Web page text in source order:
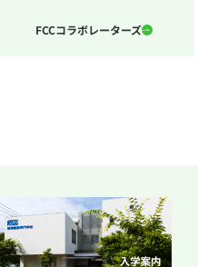
FCCコラボレーターズ